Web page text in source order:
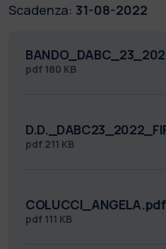
Scadenza: 31-08-2022
pdf 180 KB
pdf 211 KB
COLUCCI_ANGELA.pdf
pdf 111 KB